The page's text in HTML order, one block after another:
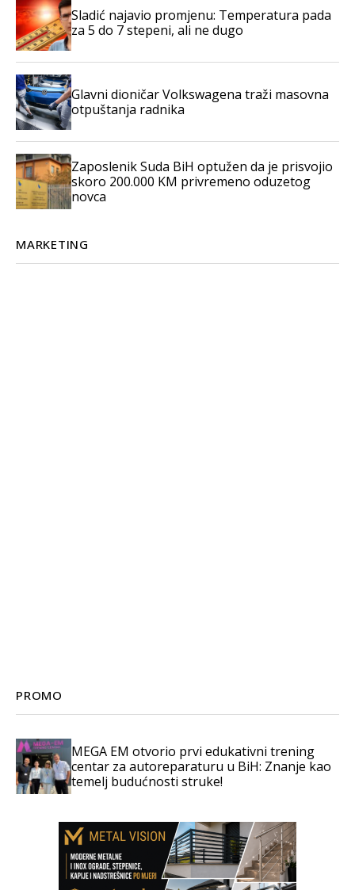
Sladić najavio promjenu: Temperatura pada
za 5 do 7 stepeni, ali ne dugo
Glavni dioničar Volkswagena traži masovna
otpuštanja radnika
Zaposlenik Suda BiH optužen da je prisvojio
skoro 200.000 KM privremeno oduzetog
novca
MARKETING
PROMO
MEGA EM otvorio prvi edukativni trening
centar za autoreparaturu u BiH: Znanje kao
temelj budućnosti struke!